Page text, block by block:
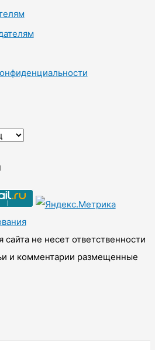
не несет ответственности
и комментарии размещенные